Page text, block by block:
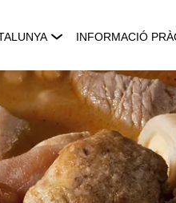
INFORMACIÓ